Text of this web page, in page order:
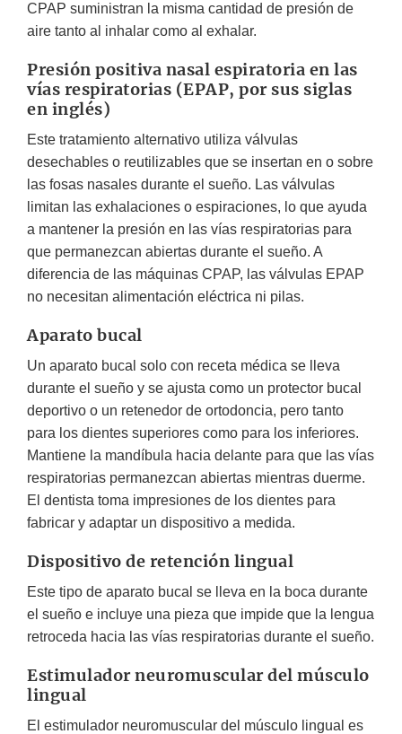
CPAP suministran la misma cantidad de presión de
aire tanto al inhalar como al exhalar.
Presión positiva nasal espiratoria en las
vías respiratorias (EPAP, por sus siglas
en inglés)
Este tratamiento alternativo utiliza válvulas
desechables o reutilizables que se insertan en o sobre
las fosas nasales durante el sueño. Las válvulas
limitan las exhalaciones o espiraciones, lo que ayuda
a mantener la presión en las vías respiratorias para
que permanezcan abiertas durante el sueño. A
diferencia de las máquinas CPAP, las válvulas EPAP
no necesitan alimentación eléctrica ni pilas.
Aparato bucal
Un aparato bucal solo con receta médica se lleva
durante el sueño y se ajusta como un protector bucal
deportivo o un retenedor de ortodoncia, pero tanto
para los dientes superiores como para los inferiores.
Mantiene la mandíbula hacia delante para que las vías
respiratorias permanezcan abiertas mientras duerme.
El dentista toma impresiones de los dientes para
fabricar y adaptar un dispositivo a medida.
Dispositivo de retención lingual
Este tipo de aparato bucal se lleva en la boca durante
el sueño e incluye una pieza que impide que la lengua
retroceda hacia las vías respiratorias durante el sueño.
Estimulador neuromuscular del músculo
lingual
El estimulador neuromuscular del músculo lingual es